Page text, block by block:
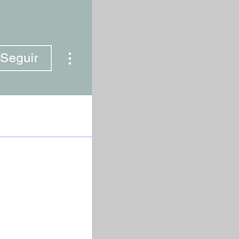
Seguir